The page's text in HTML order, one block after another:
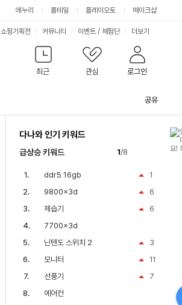
에누리 몰테일 플레이오토 메이크샵
최근 관심 로그인
쇼핑기획전 커뮤니티 이벤트 / 체험단 더보기
공유
다나와 인기 키워드
급상승 키워드 1/8
1
ddr5 16gb
6
9800x3d
6
제습기
7700x3d
3
닌텐도 스위치 2
11
모니터
7
선풍기
에어컨